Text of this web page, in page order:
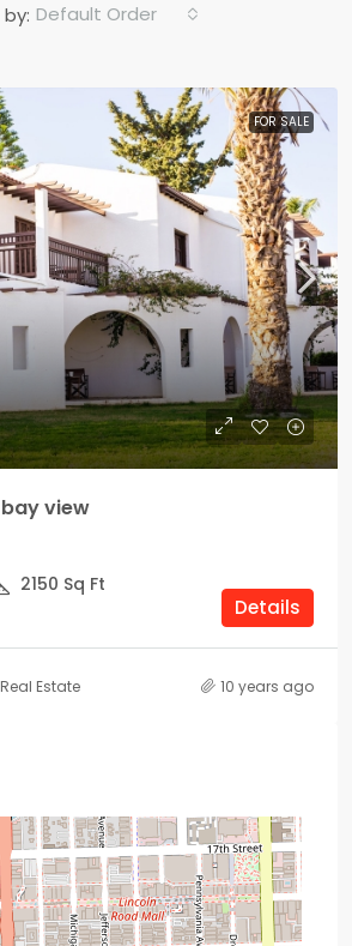
Default Order
FOR SALE
view
2150 Sq Ft
Details
Estate 10 years ago